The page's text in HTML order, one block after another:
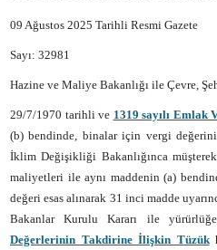
09 Ağustos 2025 Tarihli Resmi Gazete
Sayı: 32981
Hazine ve Maliye Bakanlığı ile Çevre,
29/7/1970 tarihli ve 1319 sayılı Emlak
(b) bendinde, binalar için vergi
İklim Değişikliği Bakanlığınca
maliyetleri ile aynı maddenin (a)
değeri esas alınarak 31 inci madde
Bakanlar Kurulu Kararı ile
Değerlerinin Takdirine İlişkin Tüzük